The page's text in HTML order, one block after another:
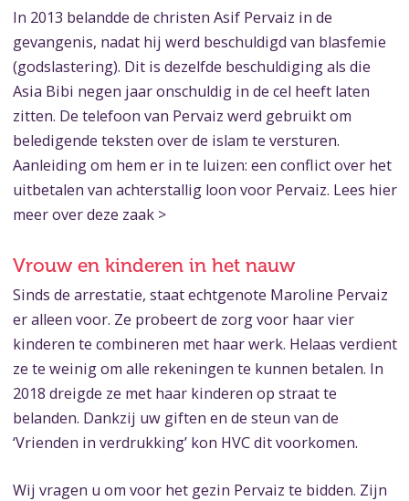
In 2013 belandde de christen Asif Pervaiz in de
gevangenis, nadat hij werd beschuldigd van blasfemie
(godslastering). Dit is dezelfde beschuldiging als die
Asia Bibi negen jaar onschuldig in de cel heeft laten
zitten. De telefoon van Pervaiz werd gebruikt om
beledigende teksten over de islam te versturen.
Aanleiding om hem er in te luizen: een conflict over het
uitbetalen van achterstallig loon voor Pervaiz. Lees hier
meer over deze zaak >
Vrouw en kinderen in het nauw
Sinds de arrestatie, staat echtgenote Maroline Pervaiz
er alleen voor. Ze probeert de zorg voor haar vier
kinderen te combineren met haar werk. Helaas verdient
ze te weinig om alle rekeningen te kunnen betalen. In
2018 dreigde ze met haar kinderen op straat te
belanden. Dankzij uw giften en de steun van de
‘Vrienden in verdrukking’ kon HVC dit voorkomen.
Wij vragen u om voor het gezin Pervaiz te bidden. Zijn